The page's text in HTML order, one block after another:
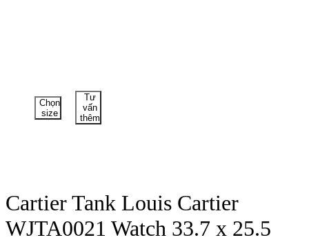
Chọn
size
Tư
vấn
thêm
Cartier Tank Louis Cartier
WJTA0021 Watch 33.7 x 25.5